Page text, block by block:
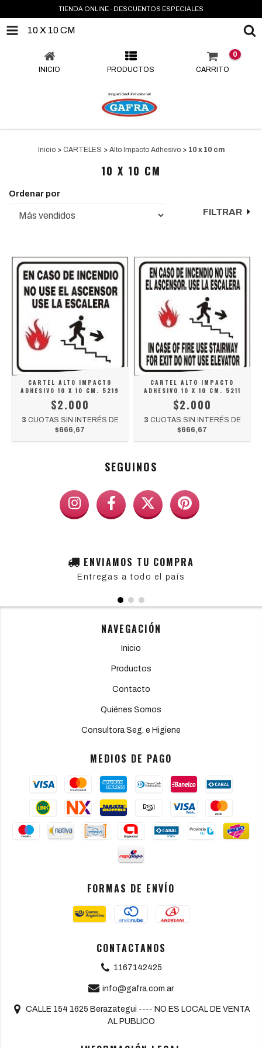
TIENDA ONLINE - DESCUENTOS ESPECIALES
10 X 10 CM
INICIO PRODUCTOS CARRITO
0
Inicio > CARTELES > Alto Impacto Adhesivo > 10 x 10 cm
10 X 10 CM
Ordenar por
FILTRAR
CARTEL ALTO IMPACTO
ADHESIVO 10 X 10 CM. 5219
$2.000
3 CUOTAS SIN INTERÉS DE
$666,67
CARTEL ALTO IMPACTO
ADHESIVO 10 X 10 CM. 5211
$2.000
3 CUOTAS SIN INTERÉS DE
$666,67
SEGUINOS
ENVIAMOS TU COMPRA
Entregas a todo el país
NAVEGACIÓN
Inicio
Productos
Contacto
Quiénes Somos
Consultora Seg. e Higiene
MEDIOS DE PAGO
FORMAS DE ENVÍO
CONTACTANOS
1167142425
info@gafra.com.ar
CALLE 154 1625 Berazategui ---- NO ES LOCAL DE VENTA
AL PUBLICO